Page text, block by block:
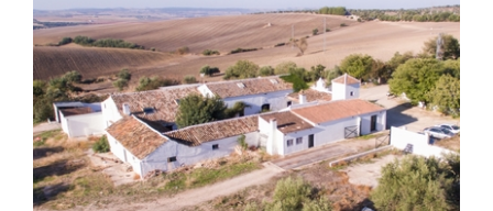
Bornos
El Frente Popular. Ubrique, febrero-julio 1936
Juntar las letras. La alfabetización en el campo: del
afán de saber a la autogestión